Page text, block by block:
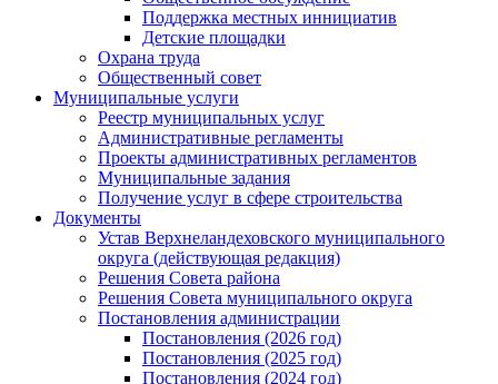
Поддержка местных иннициатив
Детские площадки
Охрана труда
Общественный совет
Муниципальные услуги
Реестр муниципальных услуг
Административные регламенты
Проекты административных регламентов
Муниципальные задания
Получение услуг в сфере строительства
Документы
Устав Верхнеландеховского муниципального
округа (действующая редакция)
Решения Совета района
Решения Совета муниципального округа
Постановления администрации
Постановления (2026 год)
Постановления (2025 год)
Постановления (2024 год)